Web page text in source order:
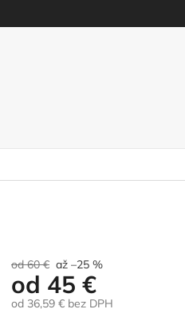
od 60 € až –25 %
od 45 €
od 36,59 € bez DPH